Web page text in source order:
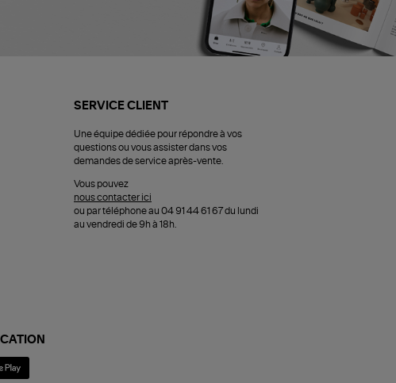
SERVICE CLIENT
Une équipe dédiée pour répondre à vos
questions ou vous assister dans vos
demandes de service après-vente.
Vous pouvez
nous contacter ici
ou par téléphone au 04 91 44 61 67 du lundi
au vendredi de 9h à 18h.